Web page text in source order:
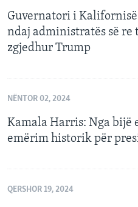
Guvernatori i
ndaj administratës së re
zgjedhur Trump
NËNTOR 02, 2024
Kamala Harris: Nga bijë
emërim historik për
QERSHOR 19, 2024